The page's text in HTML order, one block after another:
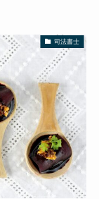
司法書士